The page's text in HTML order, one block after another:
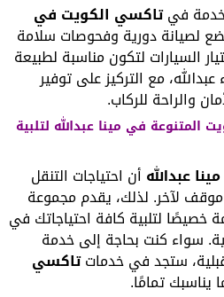
في تاكسي الكويت في
دورية وفحوصات سلامة
لتكون مناسبة لطبيعة
مع التركيز على توفير
للركاب.
في مينا عبدالله لتلبية
أن احتياجات التنقل
لذلك، يقدم مجموعة
لتلبية كافة احتياجاتك في
كنت بحاجة إلى خدمة
ستجد في خدماتتاكسي
تمامًا.